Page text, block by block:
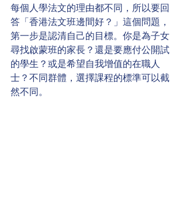
每個人學法文的理由都不同，所以要回
答「香港法文班邊間好？」這個問題，
第一步是認清自己的目標。你是為子女
尋找啟蒙班的家長？還是要應付公開試
的學生？或是希望自我增值的在職人
士？不同群體，選擇課程的標準可以截
然不同。